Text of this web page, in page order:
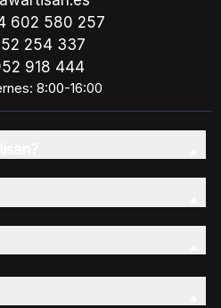
602 580 257
254 337
918 444
8:00-16:00